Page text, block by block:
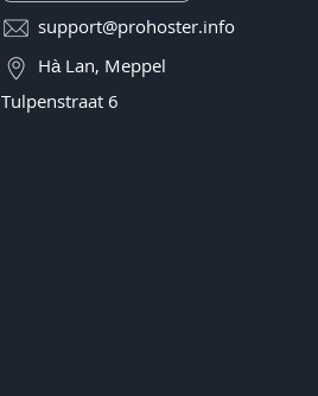
support@prohoster.info
Hà Lan, Meppel
Tulpenstraat 6